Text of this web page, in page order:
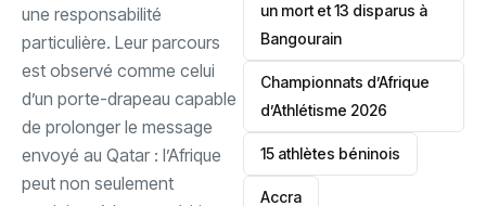
une responsabilité
particulière. Leur parcours
est observé comme celui
d’un porte-drapeau capable
de prolonger le message
envoyé au Qatar : l’Afrique
peut non seulement
un mort et 13 disparus à
Bangourain
‎Championnats d’Afrique
d’Athlétisme 2026
15 athlètes béninois
Accra